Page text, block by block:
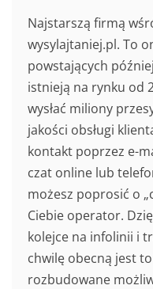
Najstarszą firmą
wysylajtaniej.pl. To
powstających
istnieją na rynku od
wysłać miliony
jakości obsługi
kontakt poprzez e-
czat online lub
możesz poprosić o
Ciebie operator.
kolejce na infolinii i
chwilę obecną jest
rozbudowane